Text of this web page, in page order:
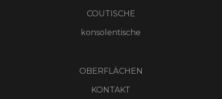
COUTISCHE
konsolentische
OBERFLÄCHEN
KONTAKT